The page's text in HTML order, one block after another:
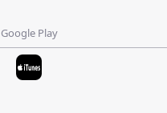
Google Play